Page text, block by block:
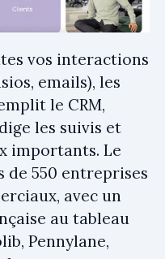
vos interactions
emails), les
le CRM,
les suivis et
importants. Le
550 entreprises
avec un
au tableau
Pennylane,